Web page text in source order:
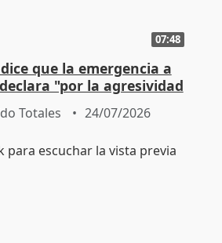
07:48
que la emergencia a
"por la agresividad
Totales 24/07/2026